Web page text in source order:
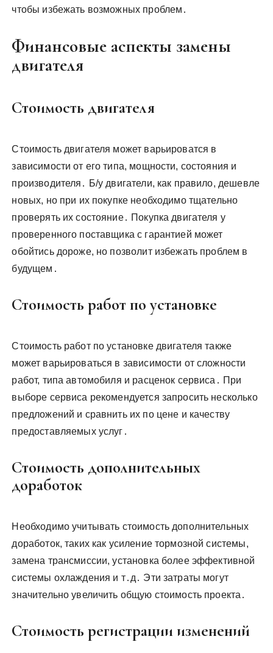
чтобы избежать возможных проблем․
Финансовые аспекты замены
двигателя
Стоимость двигателя
Стоимость двигателя может варьироватся в
зависимости от его типа, мощности, состояния и
производителя․ Б/у двигатели, как правило, дешевле
новых, но при их покупке необходимо тщательно
проверять их состояние․ Покупка двигателя у
проверенного поставщика с гарантией может
обойтись дороже, но позволит избежать проблем в
будущем․
Стоимость работ по установке
Стоимость работ по установке двигателя также
может варьироваться в зависимости от сложности
работ, типа автомобиля и расценок сервиса․ При
выборе сервиса рекомендуется запросить несколько
предложений и сравнить их по цене и качеству
предоставляемых услуг․
Стоимость дополнительных
доработок
Необходимо учитывать стоимость дополнительных
доработок, таких как усиление тормозной системы,
замена трансмиссии, установка более эффективной
системы охлаждения и т․д․ Эти затраты могут
значительно увеличить общую стоимость проекта․
Стоимость регистрации изменений